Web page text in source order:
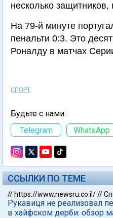
несколько защитников,
На 79-й минуте
пенальти 0:3. Это
Роналду в матчах
СПОРТ
Будьте с нами:
Telegram
WhatsApp
ССЫЛКИ ПО ТЕМЕ
// https://www.newsru.co.il///
Рукавиця не реализовал
в хайфском дерби: обзор